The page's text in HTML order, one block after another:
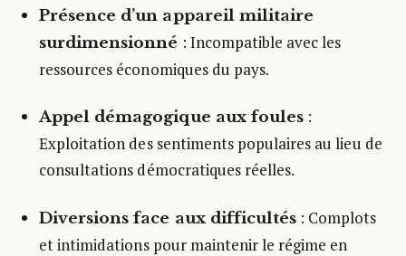
Présence d’un appareil militaire
surdimensionné : Incompatible avec les
ressources économiques du pays.
Appel démagogique aux foules:
Exploitation des sentiments populaires au lieu de
consultations démocratiques réelles.
Diversions face aux difficultés : Complots
et intimidations pour maintenir le régime en